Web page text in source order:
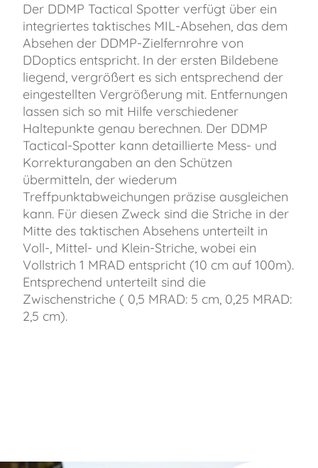
Der DDMP Tactical Spotter verfügt über ein
integriertes taktisches MIL-Absehen, das dem
Absehen der DDMP-Zielfernrohre von
DDoptics entspricht. In der ersten Bildebene
liegend, vergrößert es sich entsprechend der
eingestellten Vergrößerung mit. Entfernungen
lassen sich so mit Hilfe verschiedener
Haltepunkte genau berechnen. Der DDMP
Tactical-Spotter kann detaillierte Mess- und
Korrekturangaben an den Schützen
übermitteln, der wiederum
Treffpunktabweichungen präzise ausgleichen
kann. Für diesen Zweck sind die Striche in der
Mitte des taktischen Absehens unterteilt in
Voll-, Mittel- und Klein-Striche, wobei ein
Vollstrich 1 MRAD entspricht (10 cm auf 100m).
Entsprechend unterteilt sind die
Zwischenstriche ( 0,5 MRAD: 5 cm, 0,25 MRAD:
2,5 cm).